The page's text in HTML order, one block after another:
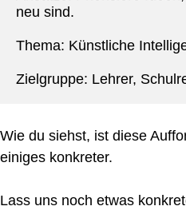
neu sind.
Thema: Künstliche
Zielgruppe: Lehrer,
Wie du siehst, ist diese
einiges konkreter.
Lass uns noch etwas